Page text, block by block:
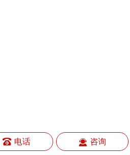
电话 咨询